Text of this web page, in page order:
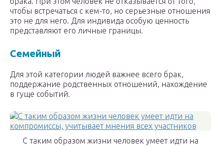
чтобы встречаться с кем-то, но серьезные отношения
это не для него. Для индивида особую ценность
представляют его личные границы.
Семейный
Для этой категории людей важнее всего брак,
поддержание родственных отношений, нахождение
в гуще событий.
С таким образом жизни человек умеет идти на